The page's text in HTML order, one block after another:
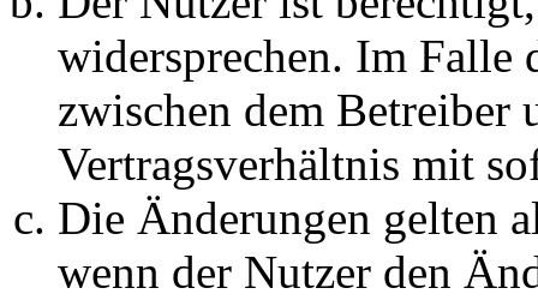
widersprechen. Im Falle
zwischen dem Betreiber
Vertragsverhältnis mit
Die Änderungen gelten
wenn der Nutzer den